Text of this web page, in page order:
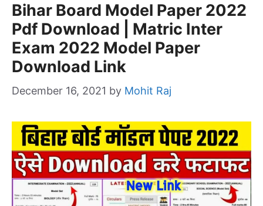
Bihar Board Model Paper 2022
Pdf Download | Matric Inter
Exam 2022 Model Paper
Download Link
December 16, 2021 by Mohit Raj